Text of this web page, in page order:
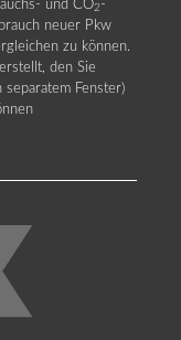
und CO2 -
neuer Pkw
zu können.
den Sie
Fenster)